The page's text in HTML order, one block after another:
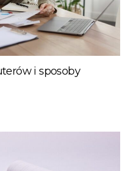
i sposoby